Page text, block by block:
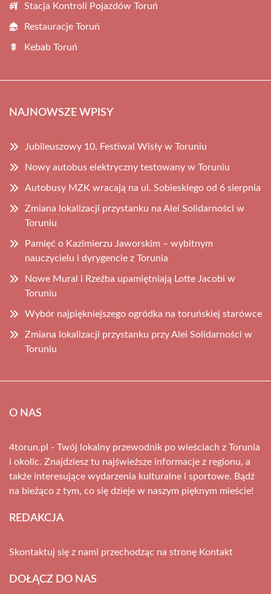
Stacja Kontroli Pojazdów Toruń
Restauracje Toruń
Kebab Toruń
NAJNOWSZE WPISY
Jubileuszowy 10. Festiwal Wisły w Toruniu
Nowy autobus elektryczny testowany w Toruniu
Autobusy MZK wracają na ul. Sobieskiego od 6 sierpnia
Zmiana lokalizacji przystanku na Alei Solidarności w
Toruniu
Pamięć o Kazimierzu Jaworskim – wybitnym
nauczycielu i dyrygencie z Torunia
Nowe Mural i Rzeźba upamiętniają Lotte Jacobi w
Toruniu
Wybór najpiękniejszego ogródka na toruńskiej starówce
Zmiana lokalizacji przystanku przy Alei Solidarności w
Toruniu
O NAS
4torun.pl - Twój lokalny przewodnik po wieściach z Torunia
i okolic. Znajdziesz tu najświeższe informacje z regionu, a
także interesujące wydarzenia kulturalne i sportowe. Bądź
na bieżąco z tym, co się dzieje w naszym pięknym mieście!
REDAKCJA
Skontaktuj się z nami przechodząc na stronę Kontakt
DOŁĄCZ DO NAS